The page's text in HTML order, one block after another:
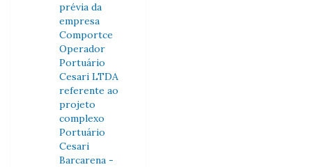
prévia da
empresa
Comportce
Operador
Portuário
Cesari LTDA
referente ao
projeto
complexo
Portuário
Cesari
Barcarena -